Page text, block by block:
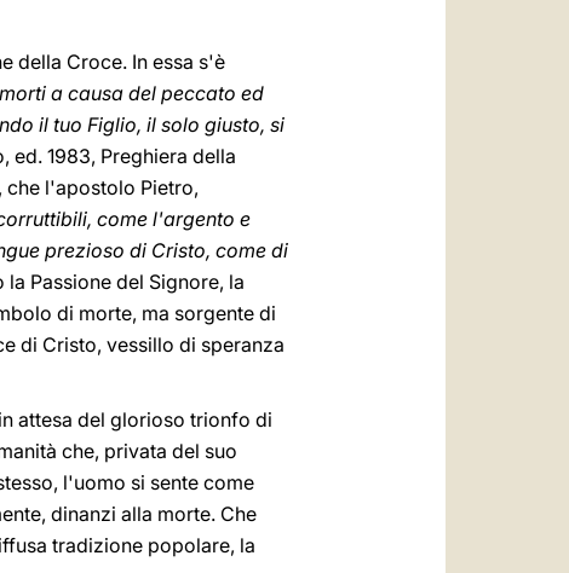
della Croce. In essa s'è
a causa del peccato ed
il tuo Figlio, il solo giusto, si
ed. 1983, Preghiera della
che l'apostolo Pietro,
come l'argento e
prezioso di Cristo, come di
la Passione del Signore, la
di morte, ma sorgente di
di Cristo, vessillo di speranza
attesa del glorioso trionfo di
che, privata del suo
l'uomo si sente come
dinanzi alla morte. Che
tradizione popolare, la